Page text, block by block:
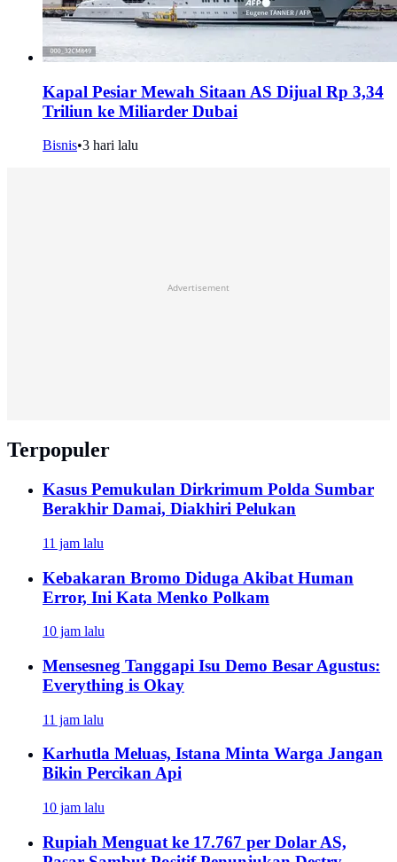
Kapal Pesiar Mewah Sitaan AS Dijual Rp 3,34
Triliun ke Miliarder Dubai
Bisnis•3 hari lalu
Advertisement
Terpopuler
Kasus Pemukulan Dirkrimum Polda Sumbar
Berakhir Damai, Diakhiri Pelukan
11 jam lalu
Kebakaran Bromo Diduga Akibat Human
Error, Ini Kata Menko Polkam
10 jam lalu
Mensesneg Tanggapi Isu Demo Besar Agustus:
Everything is Okay
11 jam lalu
Karhutla Meluas, Istana Minta Warga Jangan
Bikin Percikan Api
10 jam lalu
Rupiah Menguat ke 17.767 per Dolar AS,